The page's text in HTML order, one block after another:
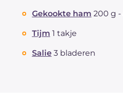
Gekookte ham 200 g -
Tijm 1 takje
Salie 3 bladeren